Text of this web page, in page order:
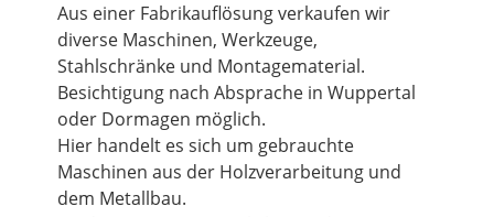
Aus einer Fabrikauflösung verkaufen wir
diverse Maschinen, Werkzeuge,
Stahlschränke und Montagematerial.
Besichtigung nach Absprache in Wuppertal
oder Dormagen möglich.
Hier handelt es sich um gebrauchte
Maschinen aus der Holzverarbeitung und
dem Metallbau.